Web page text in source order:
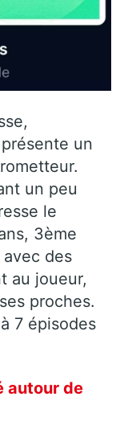
un
un peu
le
3ème
des
au joueur,
proches.
7 épisodes
autour de